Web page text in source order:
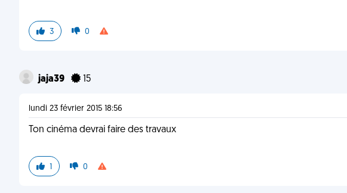
3 0
jaja39 15
lundi 23 février 2015 18:56
Ton cinéma devrai faire des travaux
1 0